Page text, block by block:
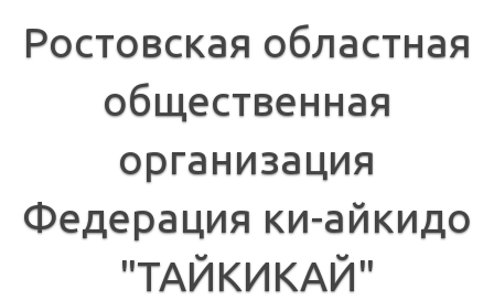
содержимому
Ростовская областная
общественная
организация
Федерация ки-айкидо
"ТАЙКИКАЙ"